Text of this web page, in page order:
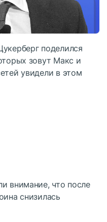
поделился
зовут Макс и
увидели в этом
внимание, что после
снизилась